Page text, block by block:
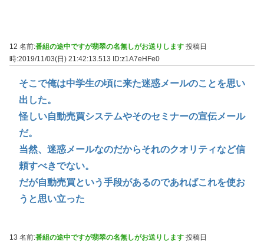
12 名前:番組の途中ですが翡翠の名無しがお送りします 投稿日
時:2019/11/03(日) 21:42:13.513 ID:z1A7eHFe0
そこで俺は中学生の頃に来た迷惑メールのことを思い
出した。
怪しい自動売買システムやそのセミナーの宣伝メール
だ。
当然、迷惑メールなのだからそれのクオリティなど信
頼すべきでない。
だが自動売買という手段があるのであればこれを使お
うと思い立った
13 名前:番組の途中ですが翡翠の名無しがお送りします 投稿日